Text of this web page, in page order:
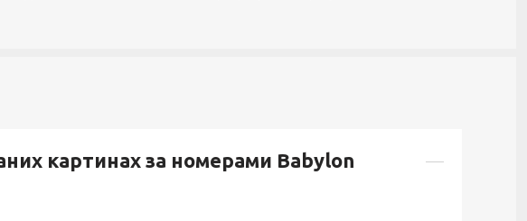
картинах за номерами Babylon